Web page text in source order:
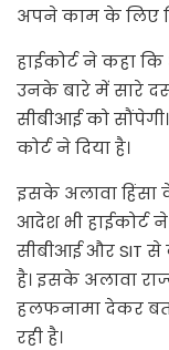
अपने काम के लिए
हाईकोर्ट ने कहा
उनके बारे में सारे
सीबीआई को
कोर्ट ने दिया है।
इसके अलावा हिंसा
आदेश भी हाईकोर्ट
सीबीआई और SIT से
है। इसके अलावा
हलफनामा देकर
रही है।